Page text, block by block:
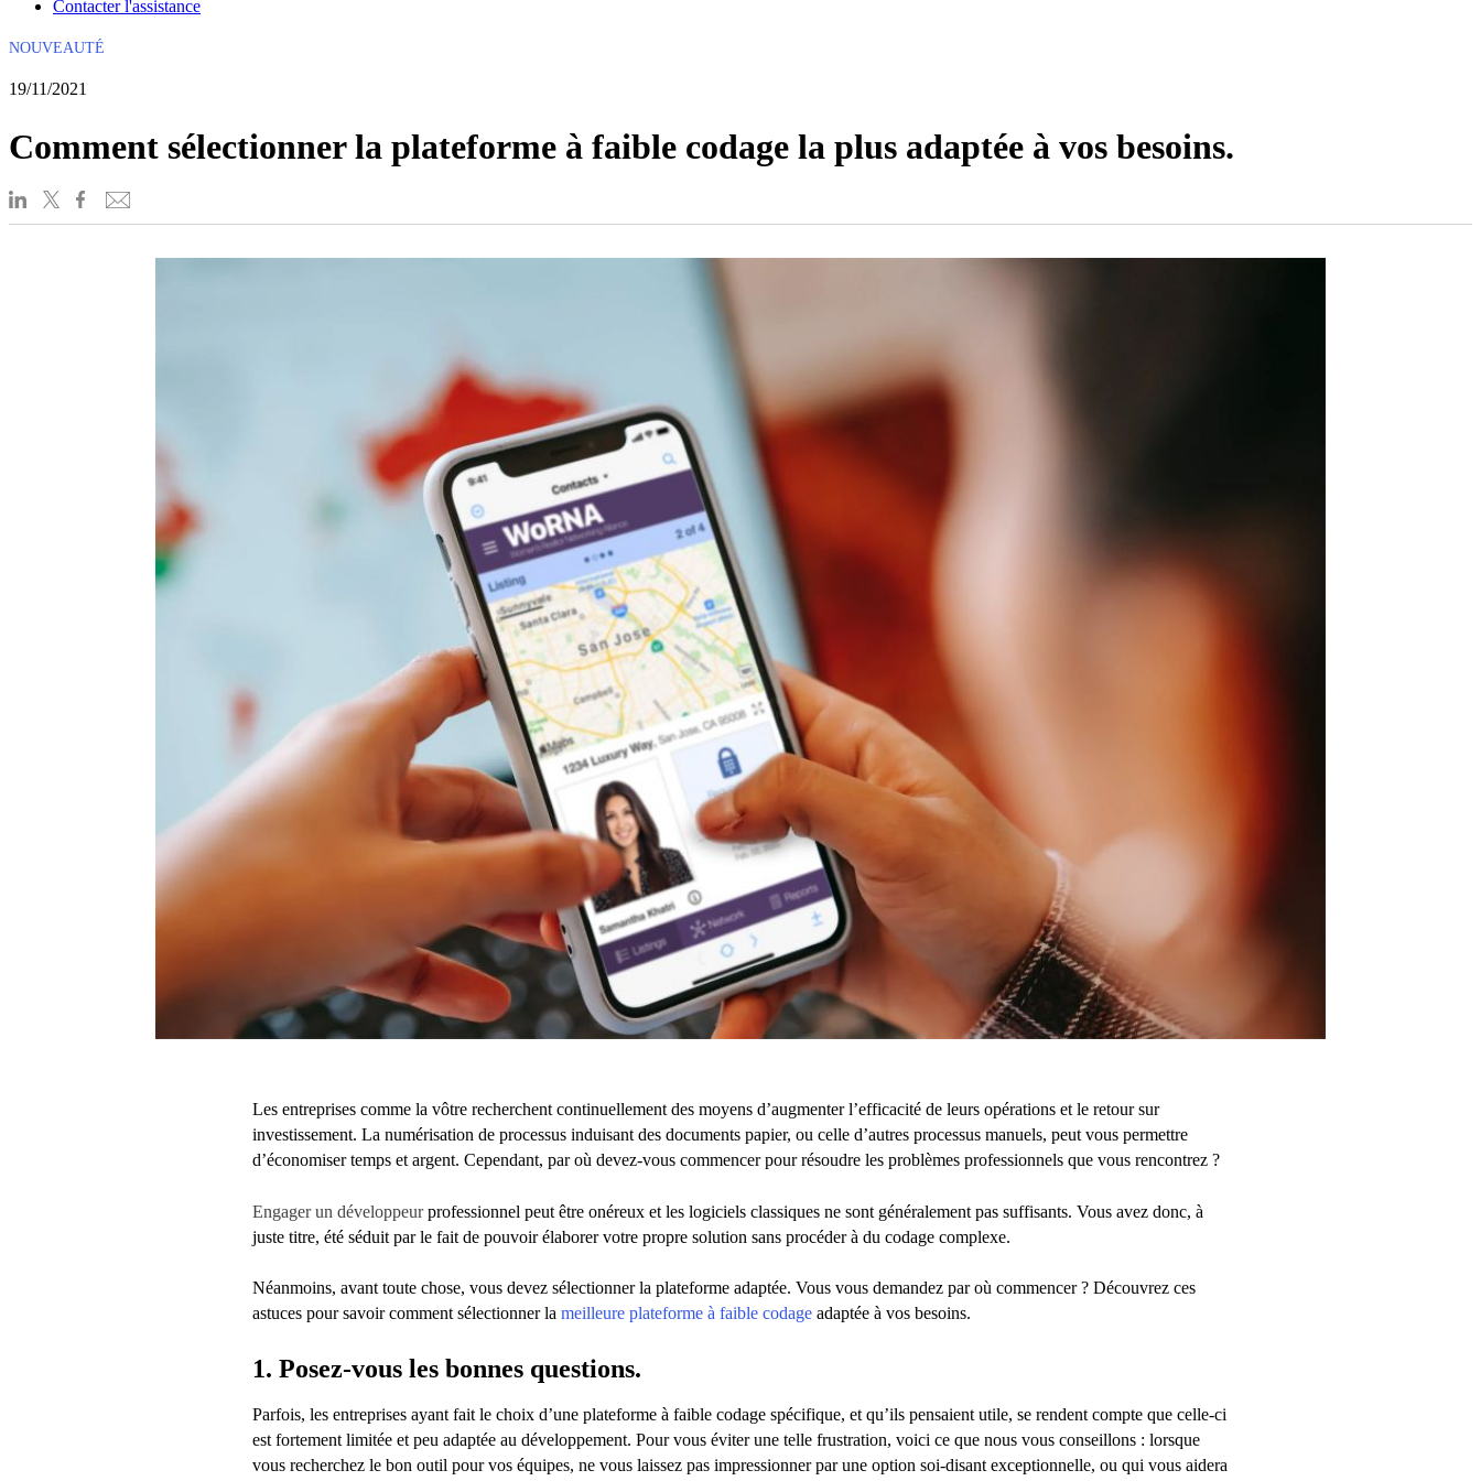
Contacter l'assistance
NOUVEAUTÉ
19/11/2021
Comment sélectionner la plateforme à faible codage la plus adaptée à vos besoins.
Les entreprises comme la vôtre recherchent continuellement des moyens d’augmenter l’efficacité de leurs opérations et le retour sur
investissement. La numérisation de processus induisant des documents papier, ou celle d’autres processus manuels, peut vous permettre
d’économiser temps et argent. Cependant, par où devez-vous commencer pour résoudre les problèmes professionnels que vous rencontrez ?
Engager un développeurprofessionnel peut être onéreux et les logiciels classiques ne sont généralement pas suffisants. Vous avez donc, à
juste titre, été séduit par le fait de pouvoir élaborer votre propre solution sans procéder à du codage complexe.
Néanmoins, avant toute chose, vous devez sélectionner la plateforme adaptée. Vous vous demandez par où commencer ? Découvrez ces
astuces pour savoir comment sélectionner lameilleure plateforme à faible codage adaptée à vos besoins.
1. Posez-vous les bonnes questions.
Parfois, les entreprises ayant fait le choix d’une plateforme à faible codage spécifique, et qu’ils pensaient utile, se rendent compte que celle-ci
est fortement limitée et peu adaptée au développement. Pour vous éviter une telle frustration, voici ce que nous vous conseillons : lorsque
vous recherchez le bon outil pour vos équipes, ne vous laissez pas impressionner par une option soi-disant exceptionnelle, ou qui vous aidera